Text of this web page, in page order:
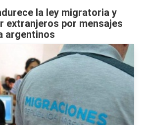
la ley migratoria y
extranjeros por mensajes
argentinos